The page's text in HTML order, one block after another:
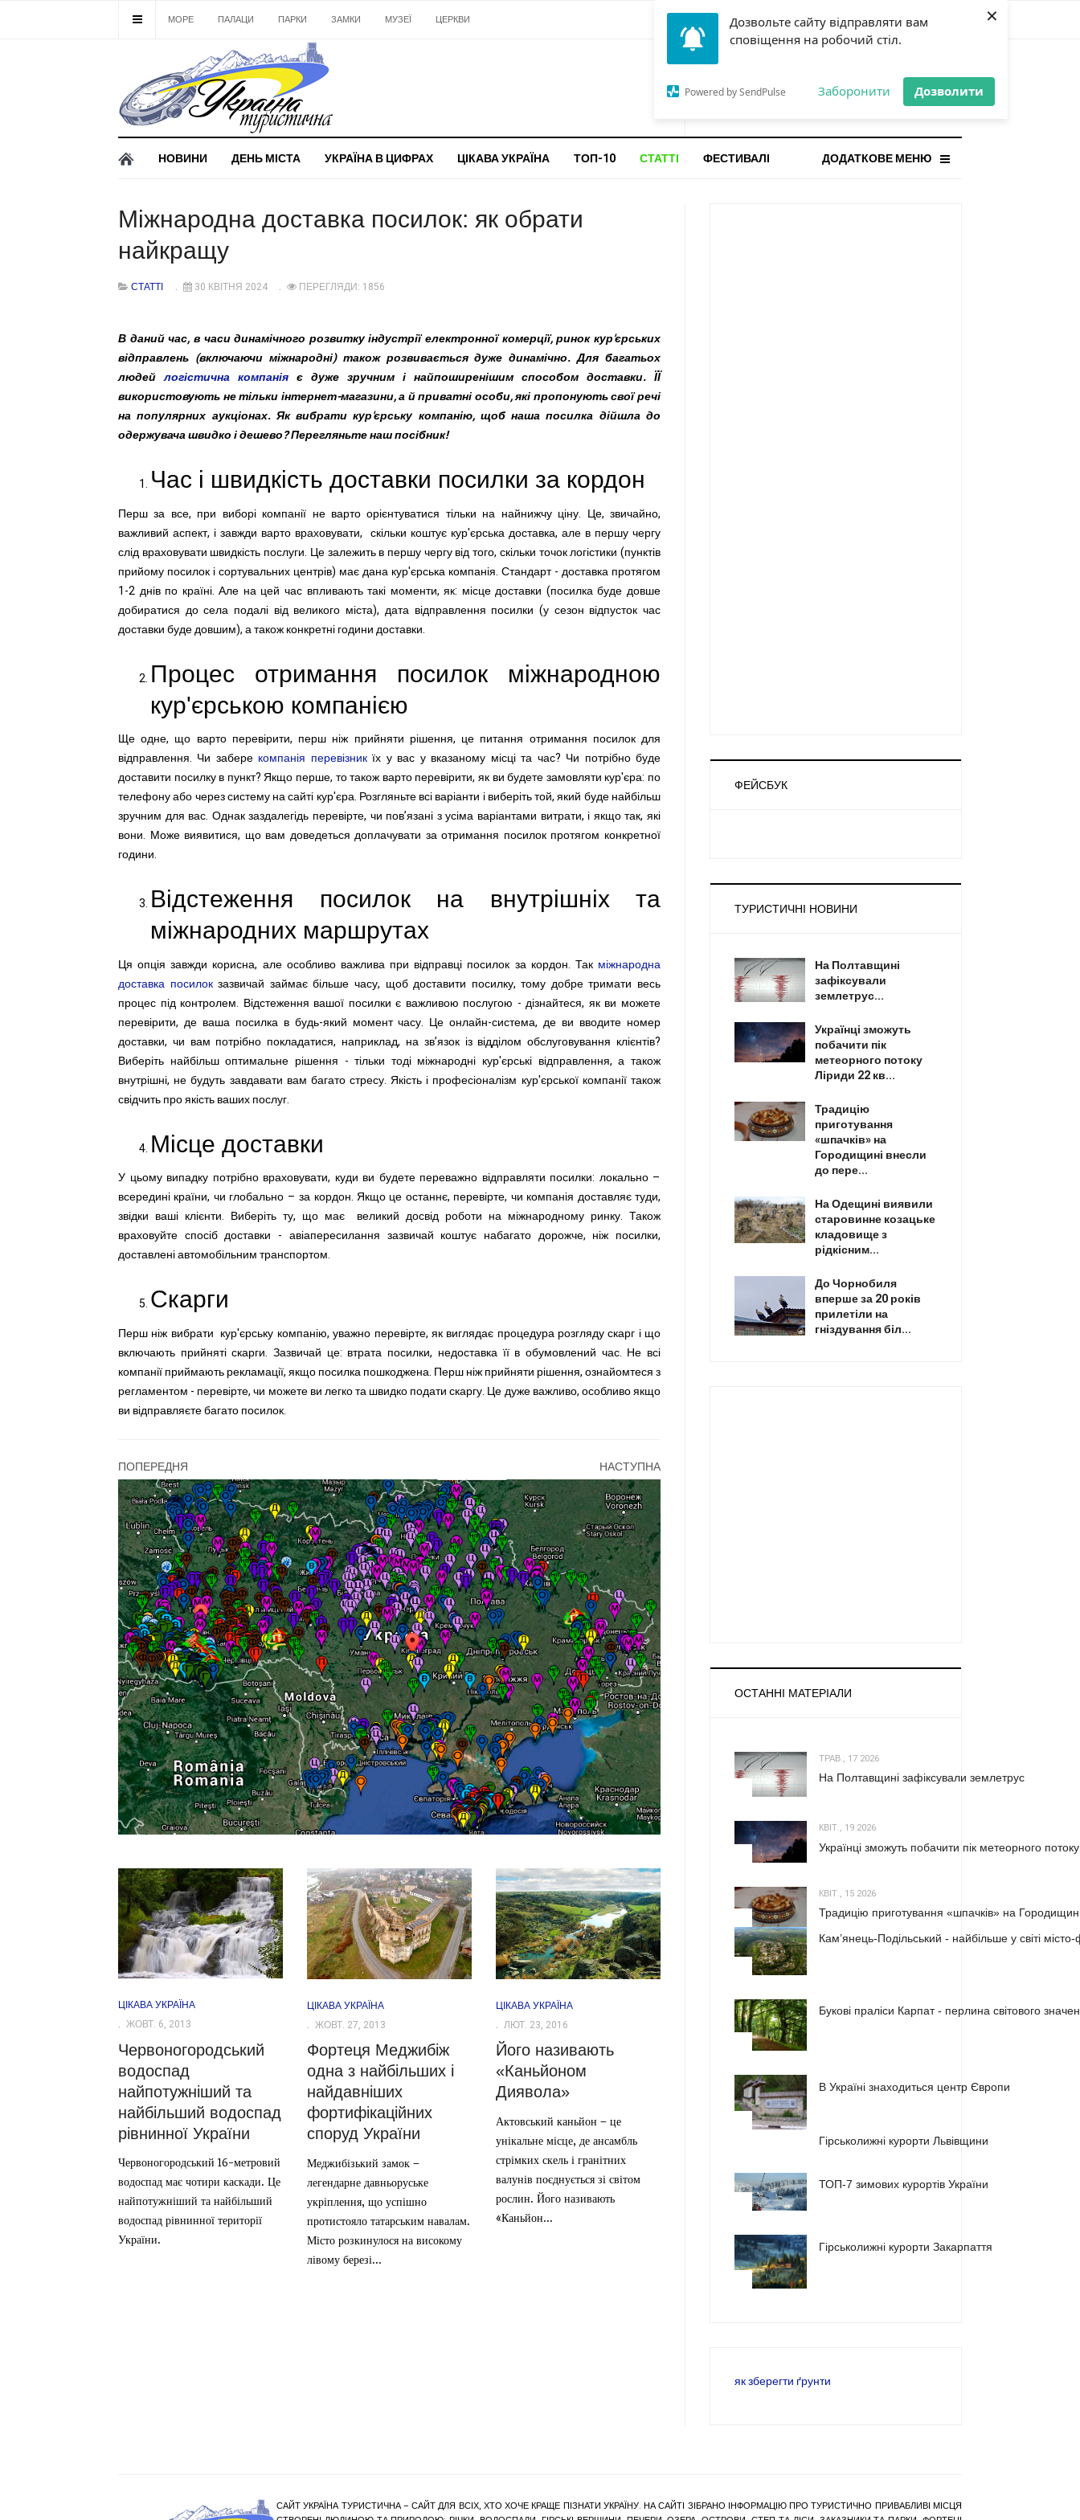
Дозвольте сайту відправляти вам
сповіщення на робочий стіл.
Powered by SendPulse Заборонити Дозволити
×
МОРЕ ПАЛАЦИ ПАРКИ ЗАМКИ МУЗЕЇ ЦЕРКВИ
ОСТАННЯ НОВИНА
Gorilla і відповідальна гра:
чому ліміти важливі поруч із
НОВИНИ ДЕНЬ МІСТА УКРАЇНА В ЦИФРАХ ЦІКАВА УКРАЇНА ТОП-10 СТАТТІ ДОДАТКОВЕ МЕНЮ
ФЕСТИВАЛІ
Міжнародна доставка посилок: як обрати
найкращу
СТАТТІ 30 КВІТНЯ 2024 ПЕРЕГЛЯДИ: 1856
В даний час, в часи динамічного розвитку індустрії електронної комерції, ринок кур'єрських
відправлень (включаючи міжнародні) також розвивається дуже динамічно. Для багатьох
людейлогістична компанія є дуже зручним і найпоширенішим способом доставки. ЇЇ
використовують не тільки інтернет-магазини, а й приватні особи, які пропонують свої речі
на популярних аукціонах. Як вибрати кур'єрську компанію, щоб наша посилка дійшла до
одержувача швидко і дешево? Перегляньте наш посібник!
Час і швидкість доставки посилки за кордон
Перш за все, при виборі компанії не варто орієнтуватися тільки на найнижчу ціну. Це, звичайно,
важливий аспект, і завжди варто враховувати, скільки коштує кур'єрська доставка, але в першу чергу
слід враховувати швидкість послуги. Це залежить в першу чергу від того, скільки точок логістики (пунктів
прийому посилок і сортувальних центрів) має дана кур'єрська компанія. Стандарт - доставка протягом
1-2 днів по країні. Але на цей час впливають такі моменти, як: місце доставки (посилка буде довше
добиратися до села подалі від великого міста), дата відправлення посилки (у сезон відпусток час
доставки буде довшим), а також конкретні години доставки.
Процес отримання посилок міжнародною
кур'єрською компанією
Ще одне, що варто перевірити, перш ніж прийняти рішення, це питання отримання посилок для
відправлення. Чи забере компанія перевізникїх у вас у вказаному місці та час? Чи потрібно буде
доставити посилку в пункт? Якщо перше, то також варто перевірити, як ви будете замовляти кур'єра: по
телефону або через систему на сайті кур'єра. Розгляньте всі варіанти і виберіть той, який буде найбільш
зручним для вас. Однак заздалегідь перевірте, чи пов’язані з усіма варіантами витрати, і якщо так, які
вони. Може виявитися, що вам доведеться доплачувати за отримання посилок протягом конкретної
години.
Відстеження посилок на внутрішніх та
міжнародних маршрутах
Ця опція завжди корисна, але особливо важлива при відправці посилок за кордон. Так міжнародна
доставка посилокзазвичай займає більше часу, щоб доставити посилку, тому добре тримати весь
процес під контролем. Відстеження вашої посилки є важливою послугою - дізнайтеся, як ви можете
перевірити, де ваша посилка в будь-який момент часу. Це онлайн-система, де ви вводите номер
доставки, чи вам потрібно покладатися, наприклад, на зв’язок із відділом обслуговування клієнтів?
Виберіть найбільш оптимальне рішення - тільки тоді міжнародні кур'єрські відправлення, а також
внутрішні, не будуть завдавати вам багато стресу. Якість і професіоналізм кур'єрської компанії також
свідчить про якість ваших послуг.
Місце доставки
У цьому випадку потрібно враховувати, куди ви будете переважно відправляти посилки: локально –
всередині країни, чи глобально – за кордон. Якщо це останнє, перевірте, чи компанія доставляє туди,
звідки ваші клієнти. Виберіть ту, що має великий досвід роботи на міжнародному ринку. Також
враховуйте спосіб доставки - авіапересилання зазвичай коштує набагато дорожче, ніж посилки,
доставлені автомобільним транспортом.
Скарги
Перш ніж вибрати кур'єрську компанію, уважно перевірте, як виглядає процедура розгляду скарг і що
включають прийняті скарги. Зазвичай це: втрата посилки, недоставка її в обумовлений час. Не всі
компанії приймають рекламації, якщо посилка пошкоджена. Перш ніж прийняти рішення, ознайомтеся з
регламентом - перевірте, чи можете ви легко та швидко подати скаргу. Це дуже важливо, особливо якщо
ви відправляєте багато посилок.
ПОПЕРЕДНЯ НАСТУПНА
ЦІКАВА УКРАЇНА
ЖОВТ. 6, 2013
Червоногородський
водоспад
найпотужніший та
найбільший водоспад
рівнинної України
Червоногородський 16-метровий
водоспад має чотири каскади. Це
найпотужніший та найбільший
водоспад рівнинної території
України.
ЦІКАВА УКРАЇНА
ЖОВТ. 27, 2013
Фортеця Меджибіж
одна з найбільших і
найдавніших
фортифікаційних
споруд України
Меджибізький замок –
легендарне давньоруське
укріплення, що успішно
протистояло татарським навалам.
Місто розкинулося на високому
лівому березі...
ЦІКАВА УКРАЇНА
ЛЮТ. 23, 2016
Його називають
«Каньйоном
Диявола»
Актовський каньйон – це
унікальне місце, де ансамбль
стрімких скель і гранітних
валунів поєднується зі світом
рослин. Його називають
«Каньйон...
ФЕЙСБУК
ТУРИСТИЧНІ НОВИНИ
На Полтавщині
зафіксували
землетрус...
Українці зможуть
побачити пік
метеорного потоку
Ліриди 22 кв...
Традицію
приготування
«шпачків» на
Городищині внесли
до пере...
На Одещині виявили
старовинне козацьке
кладовище з
рідкісним...
До Чорнобиля
вперше за 20 років
прилетіли на
гніздування біл...
ОСТАННІ МАТЕРІАЛИ
ТРАВ., 17 2026
На Полтавщині зафіксували землетрус
КВІТ., 19 2026
Українці зможуть побачити пік метеорного
КВІТ., 15 2026
Традицію приготування «шпачків» на
Кам’янець-Подільський - найбільше у світі
Букові праліси Карпат - перлина світового
В Україні знаходиться центр Європи
Гірськолижні курорти Львівщини
ТОП-7 зимових курортів України
Гірськолижні курорти Закарпаття
як зберегти ґрунти
САЙТ УКРАЇНА ТУРИСТИЧНА – САЙТ ДЛЯ ВСІХ, ХТО ХОЧЕ КРАЩЕ ПІЗНАТИ УКРАЇНУ. НА САЙТІ ЗІБРАНО ІНФОРМАЦІЮ ПРО ТУРИСТИЧНО ПРИВАБЛИВІ МІСЦЯ